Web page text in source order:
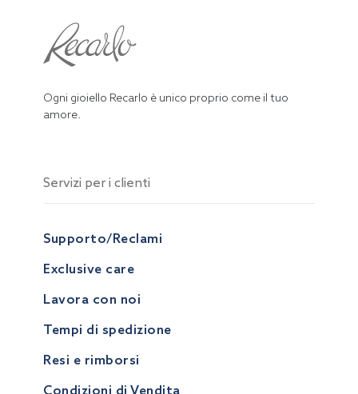
Ogni gioiello Recarlo è unico proprio come il tuo
amore.
Servizi per i clienti
Supporto/Reclami
Exclusive care
Lavora con noi
Tempi di spedizione
Resi e rimborsi
Condizioni di Vendita